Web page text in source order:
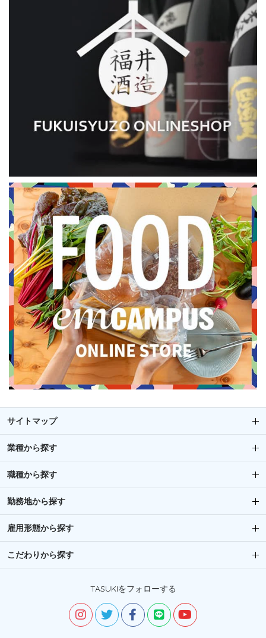
サイトマップ
業種から探す
職種から探す
勤務地から探す
雇用形態から探す
こだわりから探す
TASUKIをフォローする